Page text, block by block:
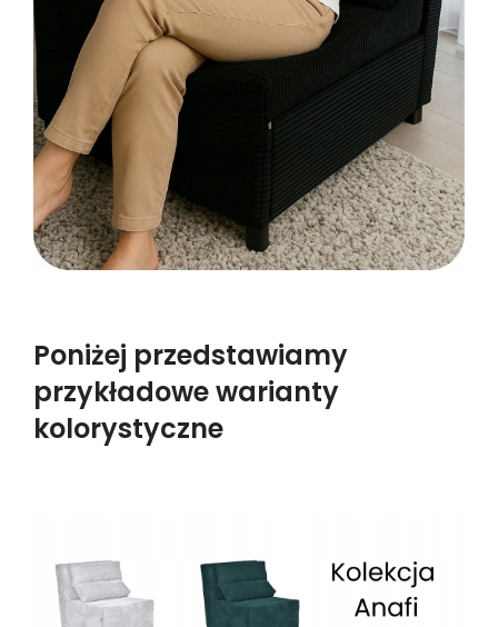
Poniżej przedstawiamy
przykładowe warianty
kolorystyczne